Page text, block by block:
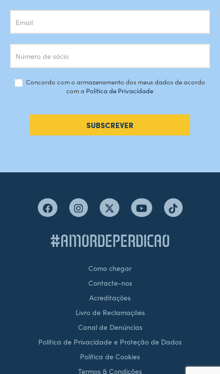
Concordo com o armazenamento dos meus dados de acordo
com a Política de Privacidade
SUBSCREVER
#AMORDEPERDICAO
Como chegar
Contacte-nos
Acreditações
Livro de Reclamações
Canal de Denúncias
Política de Privacidade e Proteção de Dados
Política de Cookies
Termos & Condições